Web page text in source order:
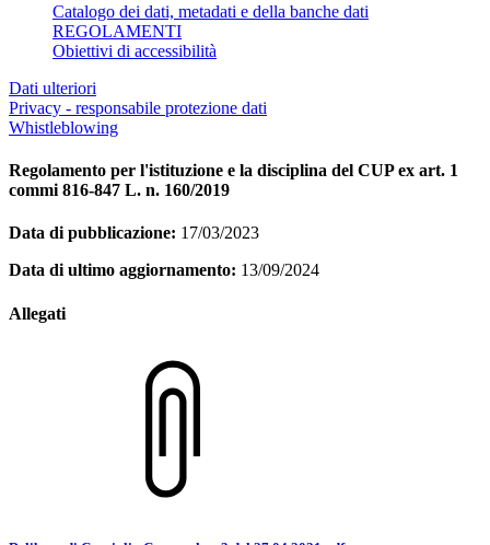
Catalogo dei dati, metadati e della banche dati
REGOLAMENTI
Obiettivi di accessibilità
Dati ulteriori
Privacy - responsabile protezione dati
Whistleblowing
Regolamento per l'istituzione e la disciplina del CUP ex art. 1
commi 816-847 L. n. 160/2019
Data di pubblicazione: 17/03/2023
Data di ultimo aggiornamento: 13/09/2024
Allegati